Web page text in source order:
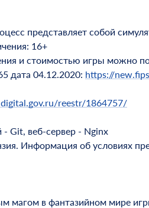
представляет собой
16+
и стоимостью игры можно
дата 04.12.2020: https://
reestr/1864757/
Git, веб-сервер - Nginx
Информация об условиях
магом в фантазийном мире